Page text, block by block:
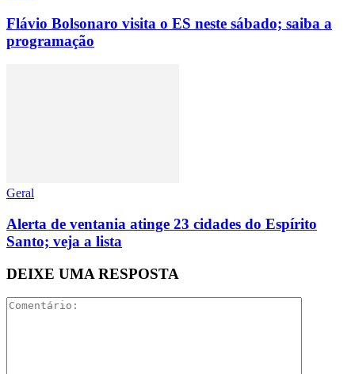
Flávio Bolsonaro visita o ES neste sábado; saiba a
programação
Geral
Alerta de ventania atinge 23 cidades do Espírito
Santo; veja a lista
DEIXE UMA RESPOSTA